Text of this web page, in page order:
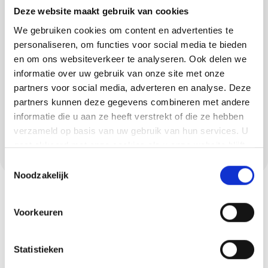
Deze website maakt gebruik van cookies
We gebruiken cookies om content en advertenties te
personaliseren, om functies voor social media te bieden
en om ons websiteverkeer te analyseren. Ook delen we
informatie over uw gebruik van onze site met onze
partners voor social media, adverteren en analyse. Deze
partners kunnen deze gegevens combineren met andere
informatie die u aan ze heeft verstrekt of die ze hebben
verzameld op basis van uw gebruik van hun services. U
gaat akkoord met onze cookies als u onze website blijft
Noodzakelijk
Voorkeuren
Statistieken
Naast stucwerk verzorgen wij ook
gietvloeren en beton ciré. Van PU gietvloeren
en betonlookvloeren tot robuuste
troffelvloeren: we realiseren een vloer die
past bij jouw wensen. Beton ciré is daarnaast
populair in badkamers en keukens vanwege
de moderne, waterdichte eigenschappen.
Ons team brengt dit materiaal naadloos aan
voor een strak en duurzaam resultaat.